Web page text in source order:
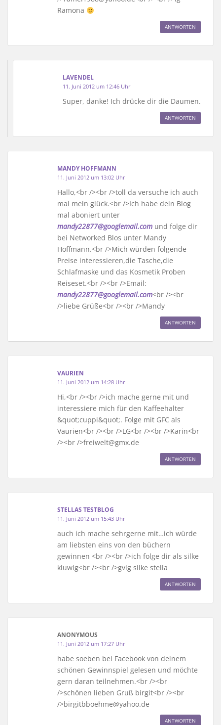
Ramona
ANTWORTEN
LAVENDEL
11. Juni 2012 um 12:46 Uhr
Super, danke! Ich drücke dir die Daumen.
ANTWORTEN
MANDY HOFFMANN
11. Juni 2012 um 13:02 Uhr
Hallo,<br /><br />toll da versuche ich auch
mal mein glück.<br />Ich habe dein Blog
mal aboniert unter
mandy22877@googlemail.com und folge dir
bei Networked Blos unter Mandy
Hoffmann.<br />Mich würden folgende
Preise interessieren,die Tasche,die
Schlafmaske und das Kosmetik Proben
Reiseset.<br /><br />Email:
mandy22877@googlemail.com<br /><br
/>liebe Grüße<br /><br />Mandy
ANTWORTEN
VAURIEN
11. Juni 2012 um 14:28 Uhr
Hi,<br /><br />ich mache gerne mit und
interessiere mich für den Kaffeehalter
&quot;cuppi&quot;. Folge mit GFC als
Vaurien<br /><br />LG<br /><br />Karin<br
/><br />freiwelt@gmx.de
ANTWORTEN
STELLAS TESTBLOG
11. Juni 2012 um 15:43 Uhr
auch ich mache sehrgerne mit…ich würde
am liebsten eins von den büchern
gewinnen <br /><br />ich folge dir als silke
kluwig<br /><br />gvlg silke stella
ANTWORTEN
ANONYMOUS
11. Juni 2012 um 17:27 Uhr
habe soeben bei Facebook von deinem
schönen Gewinnspiel gelesen und möchte
gern daran teilnehmen.<br /><br
/>schönen lieben Gruß birgit<br /><br
/>birgitbboehme@yahoo.de
ANTWORTEN